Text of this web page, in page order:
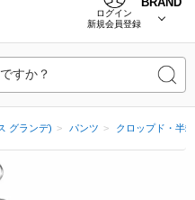
ログイン
新規会員登録
すか？
グランデ) パンツ クロップド・半